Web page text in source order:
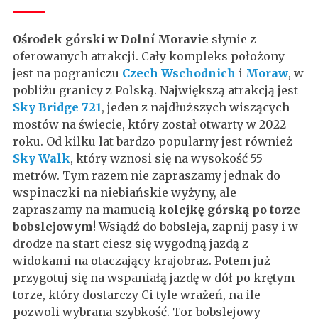
Ośrodek górski w Dolní Moravie słynie z
oferowanych atrakcji. Cały kompleks położony
jest na pograniczu Czech Wschodnich i Moraw, w
pobliżu granicy z Polską. Największą atrakcją jest
Sky Bridge 721, jeden z najdłuższych wiszących
mostów na świecie, który został otwarty w 2022
roku. Od kilku lat bardzo popularny jest również
Sky Walk, który wznosi się na wysokość 55
metrów. Tym razem nie zapraszamy jednak do
wspinaczki na niebiańskie wyżyny, ale
zapraszamy na mamucią kolejkę górską po torze
bobslejowym! Wsiądź do bobsleja, zapnij pasy i w
drodze na start ciesz się wygodną jazdą z
widokami na otaczający krajobraz. Potem już
przygotuj się na wspaniałą jazdę w dół po krętym
torze, który dostarczy Ci tyle wrażeń, na ile
pozwoli wybrana szybkość. Tor bobslejowy